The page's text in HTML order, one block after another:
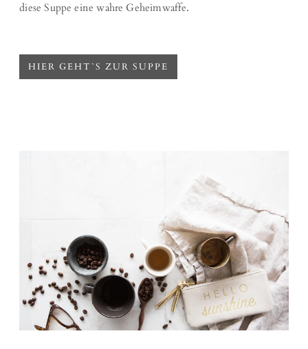
diese Suppe eine wahre Geheimwaffe.
HIER GEHT`S ZUR SUPPE